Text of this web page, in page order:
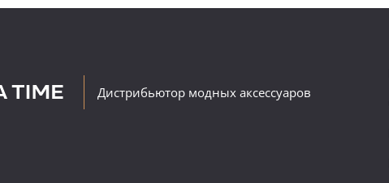
Дистрибьютор модных аксессуаров